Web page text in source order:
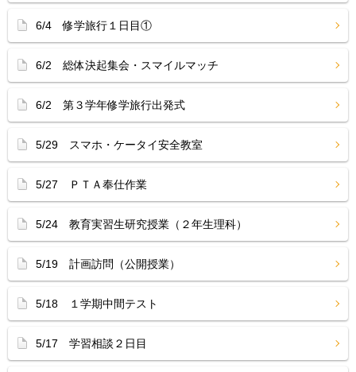
6/4 修学旅行１日目①
6/2 総体決起集会・スマイルマッチ
6/2 第３学年修学旅行出発式
5/29 スマホ・ケータイ安全教室
5/27 ＰＴＡ奉仕作業
5/24 教育実習生研究授業（２年生理科）
5/19 計画訪問（公開授業）
5/18 １学期中間テスト
5/17 学習相談２日目